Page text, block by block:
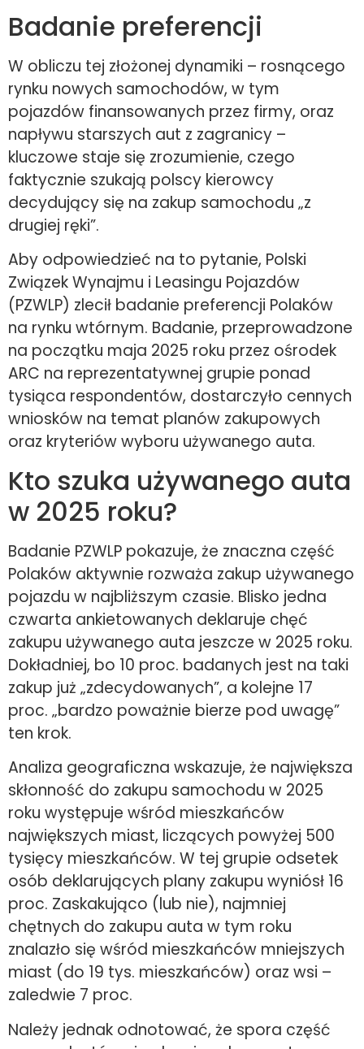
Badanie preferencji
W obliczu tej złożonej dynamiki – rosnącego
rynku nowych samochodów, w tym
pojazdów finansowanych przez firmy, oraz
napływu starszych aut z zagranicy –
kluczowe staje się zrozumienie, czego
faktycznie szukają polscy kierowcy
decydujący się na zakup samochodu „z
drugiej ręki”.
Aby odpowiedzieć na to pytanie, Polski
Związek Wynajmu i Leasingu Pojazdów
(PZWLP) zlecił badanie preferencji Polaków
na rynku wtórnym. Badanie, przeprowadzone
na początku maja 2025 roku przez ośrodek
ARC na reprezentatywnej grupie ponad
tysiąca respondentów, dostarczyło cennych
wniosków na temat planów zakupowych
oraz kryteriów wyboru używanego auta.
Kto szuka używanego auta
w 2025 roku?
Badanie PZWLP pokazuje, że znaczna część
Polaków aktywnie rozważa zakup używanego
pojazdu w najbliższym czasie. Blisko jedna
czwarta ankietowanych deklaruje chęć
zakupu używanego auta jeszcze w 2025 roku.
Dokładniej, bo 10 proc. badanych jest na taki
zakup już „zdecydowanych”, a kolejne 17
proc. „bardzo poważnie bierze pod uwagę”
ten krok.
Analiza geograficzna wskazuje, że największa
skłonność do zakupu samochodu w 2025
roku występuje wśród mieszkańców
największych miast, liczących powyżej 500
tysięcy mieszkańców. W tej grupie odsetek
osób deklarujących plany zakupu wyniósł 16
proc. Zaskakująco (lub nie), najmniej
chętnych do zakupu auta w tym roku
znalazło się wśród mieszkańców mniejszych
miast (do 19 tys. mieszkańców) oraz wsi –
zaledwie 7 proc.
Należy jednak odnotować, że spora część